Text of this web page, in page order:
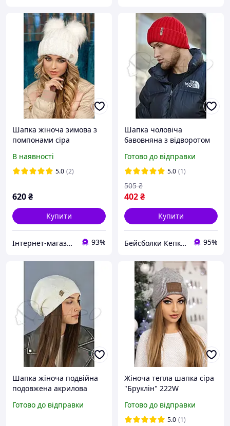
Шапка жіноча зимова з
помпонами сіра
В наявності
5.0 (2)
620₴
Купити
Інтернет-магазин "Modnyj look" 93%
Шапка чоловіча
бавовняна з відворотом
об'ємна в'язка модель
Канзас Braxton 4732
червоний
Готово до відправки
5.0 (1)
402₴
505 ₴
Купити
Бейсболки Кепки Шапки Аксесуари оптом со склада 95%
Шапка жіноча подвійна
подовжена акрилова
візерунком Айелет
Готово до відправки
Жіноча тепла шапка сіра
"Бруклін" 222W
Готово до відправки
5.0 (1)